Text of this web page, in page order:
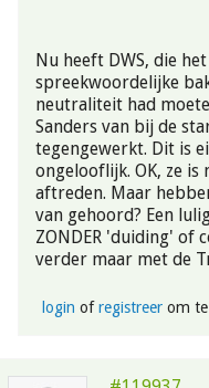
Nu heeft DWS, die het
spreekwoordelijke
neutraliteit had
Sanders van bij de
tegengewerkt. Dit is
ongelooflijk. OK, ze is
aftreden. Maar
van gehoord? Een
ZONDER 'duiding' of
verder maar met de
login ofregistreerom te